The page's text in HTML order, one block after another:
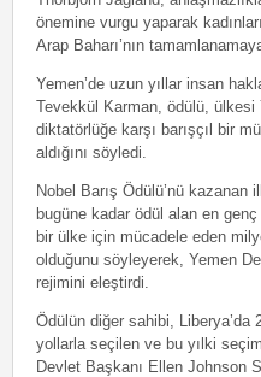
önemine vurgu yaparak
Arap Baharı’nın
Yemen’de uzun yıllar insan
Tevekkül Karman, ödülü, ülkesi
diktatörlüğe karşı barışçıl bir
aldığını söyledi.
Nobel Barış Ödülü’nü kazanan
bugüne kadar ödül alan en
bir ülke için mücadele eden
olduğunu söyleyerek, Yemen
rejimini eleştirdi.
Ödülün diğer sahibi, Liberya’da
yollarla seçilen ve bu yılki
Devlet Başkanı Ellen Johnson